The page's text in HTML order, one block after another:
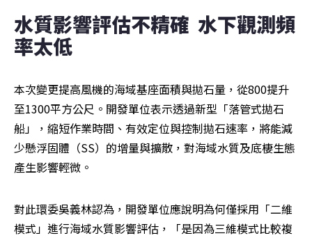
水質影響評估不精確  水下觀測頻
率太低
本次變更提高風機的海域基座面積與拋石量，從800提升
至1300平方公尺。開發單位表示透過新型「落管式拋石
船」，縮短作業時間、有效定位與控制拋石速率，將能減
少懸浮固體（SS）的增量與擴散，對海域水質及底棲生態
產生影響輕微。
對此環委吳義林認為，開發單位應說明為何僅採用「二維
模式」進行海域水質影響評估，「是因為三維模式比較複